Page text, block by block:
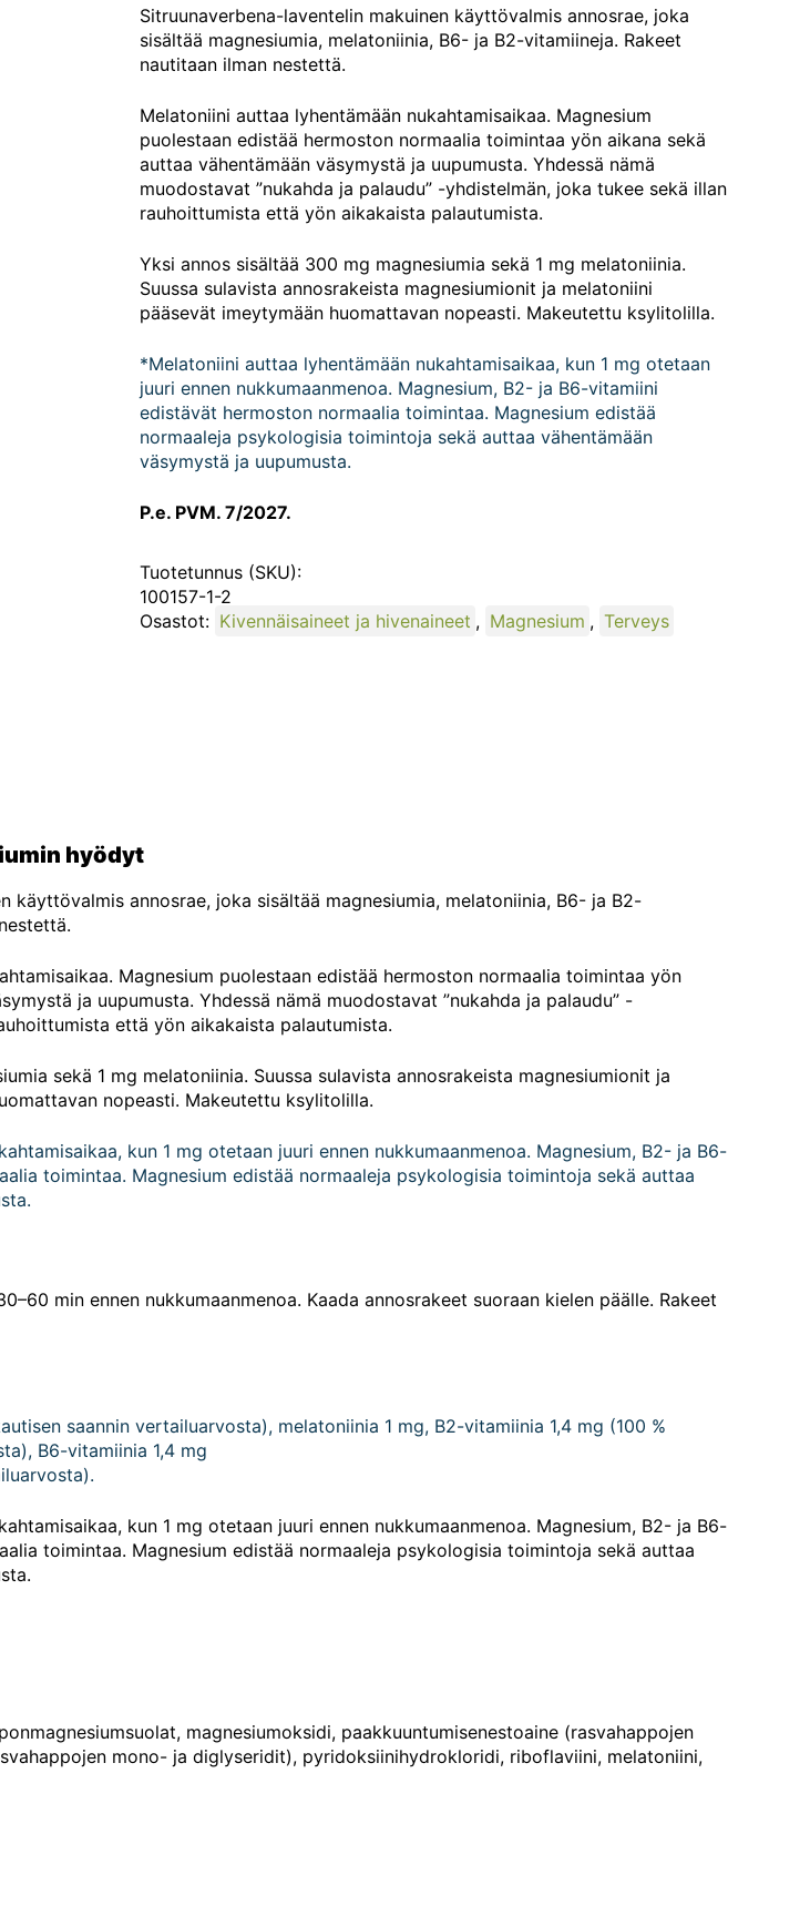
20
kpl
(Harmonia)
määrä
Sitruunaverbena-laventelin makuinen käyttövalmis annosrae, joka
sisältää magnesiumia, melatoniinia, B6- ja B2-vitamiineja. Rakeet
nautitaan ilman nestettä.
Melatoniini auttaa lyhentämään nukahtamisaikaa. Magnesium
puolestaan edistää hermoston normaalia toimintaa yön aikana sekä
auttaa vähentämään väsymystä ja uupumusta. Yhdessä nämä
muodostavat ”nukahda ja palaudu” -yhdistelmän, joka tukee sekä illan
rauhoittumista että yön aikakaista palautumista.
Yksi annos sisältää 300 mg magnesiumia sekä 1 mg melatoniinia.
Suussa sulavista annosrakeista magnesiumionit ja melatoniini
pääsevät imeytymään huomattavan nopeasti. Makeutettu ksylitolilla.
*Melatoniini auttaa lyhentämään nukahtamisaikaa, kun 1 mg otetaan
juuri ennen nukkumaanmenoa. Magnesium, B2- ja B6-vitamiini
edistävät hermoston normaalia toimintaa. Magnesium edistää
normaaleja psykologisia toimintoja sekä auttaa vähentämään
väsymystä ja uupumusta.
P.e. PVM. 7/2027.
Tuotetunnus (SKU):
100157-1-2
Osastot: Kivennäisaineet ja hivenaineet , Magnesium , Terveys
hyödyt
käyttövalmis annosrae, joka sisältää magnesiumia, melatoniinia, B6- ja B2-
Magnesium puolestaan edistää hermoston normaalia toimintaa yön
ja uupumusta. Yhdessä nämä muodostavat ”nukahda ja palaudu” -
että yön aikakaista palautumista.
sekä 1 mg melatoniinia. Suussa sulavista annosrakeista magnesiumionit ja
nopeasti. Makeutettu ksylitolilla.
kun 1 mg otetaan juuri ennen nukkumaanmenoa. Magnesium, B2- ja B6-
toimintaa. Magnesium edistää normaaleja psykologisia toimintoja sekä auttaa
min ennen nukkumaanmenoa. Kaada annosrakeet suoraan kielen päälle. Rakeet
saannin vertailuarvosta), melatoniinia 1 mg, B2-vitamiinia 1,4 mg (100 %
B6-vitamiinia 1,4 mg
kun 1 mg otetaan juuri ennen nukkumaanmenoa. Magnesium, B2- ja B6-
toimintaa. Magnesium edistää normaaleja psykologisia toimintoja sekä auttaa
magnesiumoksidi, paakkuuntumisenestoaine (rasvahappojen
mono- ja diglyseridit), pyridoksiinihydrokloridi, riboflaviini, melatoniini,